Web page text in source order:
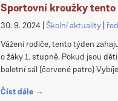
Sportovní kroužky
30. 9. 2024 Školní aktuality
Vážení rodiče, tento týden
o žáky 1. stupně. Pokud jsou
baletní sál (červené patro)
Číst dále →